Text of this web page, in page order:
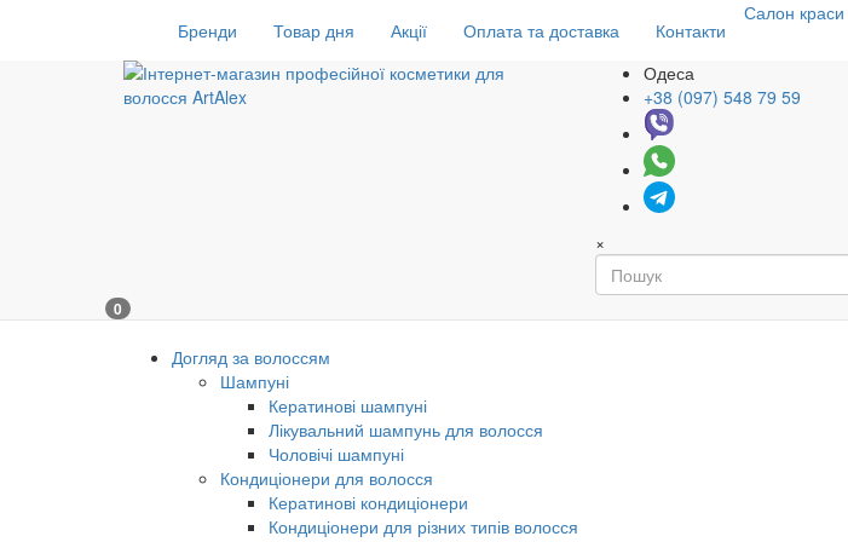
Бренди Товар дня Акції Оплата та доставка Контакти
Салон краси
Одеса
+38 (097) 548 79 59
×
0
Догляд за волоссям
Шампуні
Кератинові шампуні
Лікувальний шампунь для волосся
Чоловічі шампуні
Кондиціонери для волосся
Кератинові кондиціонери
Кондиціонери для різних типів волосся